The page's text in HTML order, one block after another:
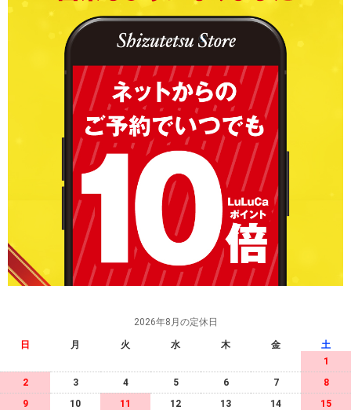
2026年8月の定休日
日 月 火 水 木 金
土
1
2
3 4 5 6 7
8
9
10 11 12 13 14
15